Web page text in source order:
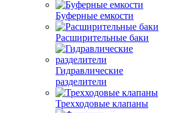
Буферные емкости
Расширительные баки
Гидравлические
разделители
Трехходовые клапаны